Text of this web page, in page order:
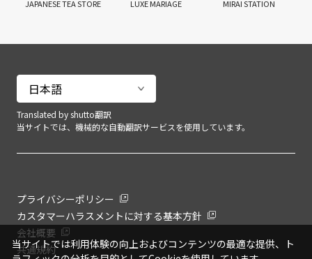
Translated by shutto翻訳
当サイトでは、機械的な自動翻訳サービスを使用しています。
JAPANESE TEA STORE LUXE MARIAGE MIRAI STATION
プライバシーポリシー
カスタマーハラスメントに対する基本方針
会社概要
共通規約
当サイトでは利用体験の向上およびコンテンツの最適な提供、ト